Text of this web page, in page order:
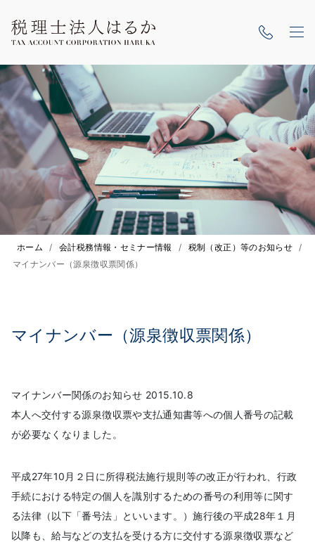
ホーム / 会計税務情報・セミナー情報 / 税制（改正）等のお知らせ
/
マイナンバー（源泉徴収票関係）
マイナンバー（源泉徴収票関係）
マイナンバー関係のお知らせ 2015.10.8
本人へ交付する源泉徴収票や支払通知書等への個人番号の記載
が必要なくなりました。
平成27年10月２日に所得税法施行規則等の改正が行われ、行政
手続における特定の個人を識別するための番号の利用等に関す
る法律（以下「番号法」といいます。）施行後の平成28年１月
以降も、給与などの支払を受ける方に交付する源泉徴収票など